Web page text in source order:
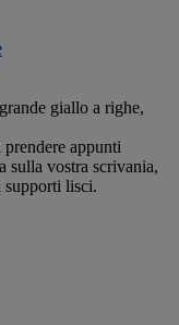
giallo a righe,
appunti
sulla vostra scrivania,
supporti lisci.